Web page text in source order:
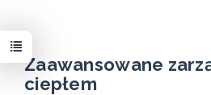
Zaawansowane
ciepłem